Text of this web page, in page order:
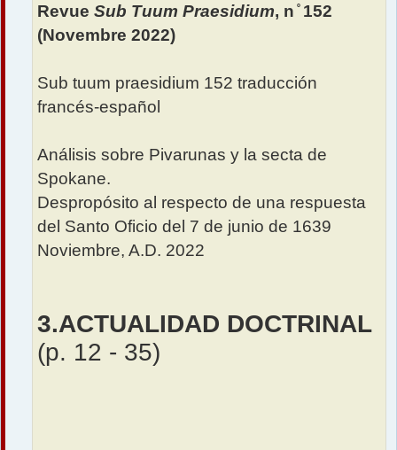
Revue Sub Tuum Praesidium, n ̊ 152
(Novembre 2022)
Sub tuum praesidium 152 traducción
francés-español
Análisis sobre Pivarunas y la secta de
Spokane.
Despropósito al respecto de una respuesta
del Santo Oficio del 7 de junio de 1639
Noviembre, A.D. 2022
3.ACTUALIDAD DOCTRINAL
(p. 12 - 35)